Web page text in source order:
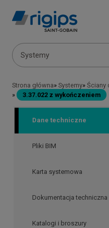
Menu
Systemy
Ścieżka
nawigacyjna
Strona główna Systemy Ściany
3.37.022 z wykończeniem
Dane techniczne
Pliki BIM
Karta systemowa
Dokumentacja techniczna
Katalogi i broszury